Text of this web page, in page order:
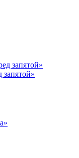
запятой»